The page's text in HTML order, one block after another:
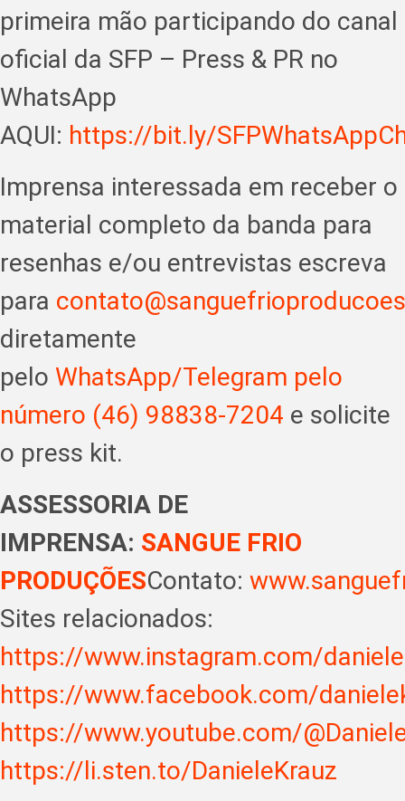
primeira mão participando do canal
oficial da SFP – Press & PR no
WhatsApp
AQUI: https://bit.ly/
Imprensa interessada em receber o
material completo da banda para
resenhas e/ou entrevistas escreva
para
diretamente
pelo WhatsApp/Telegram pelo
número (46) 98838-7204 e solicite
o press kit.
ASSESSORIA DE
IMPRENSA: SANGUE FRIO
PRODUÇÕESContato:
Sites relacionados:
https://www.instagram.com/
https://www.facebook.com/
https://www.youtube.com/
https://li.sten.to/DanieleKrauz